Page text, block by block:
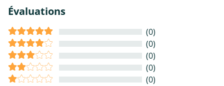
Évaluations
(0)
(0)
(0)
(0)
(0)